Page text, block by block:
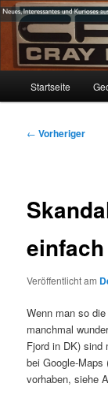
Zum
primären
Inhalt
springen
mikeE's GeoBlog
Startseite
Beitragsnavigation
← Vorheriger
Veröffentlicht am
Wenn man so
manchmal
Fjord in DK) sind
bei Google-Maps
vorhaben, siehe